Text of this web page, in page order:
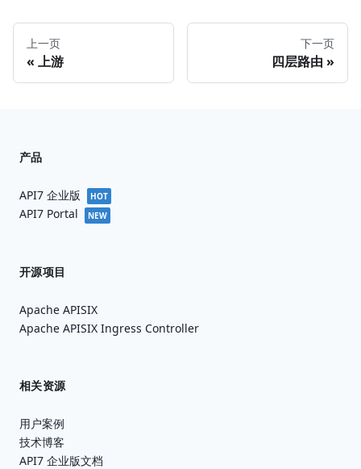
上一页
上游
下一页
四层路由
产品
API7 企业版 HOT
API7 Portal NEW
开源项目
Apache APISIX
Apache APISIX Ingress Controller
相关资源
用户案例
技术博客
API7 企业版文档